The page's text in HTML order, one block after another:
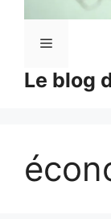
Le blog
Menu